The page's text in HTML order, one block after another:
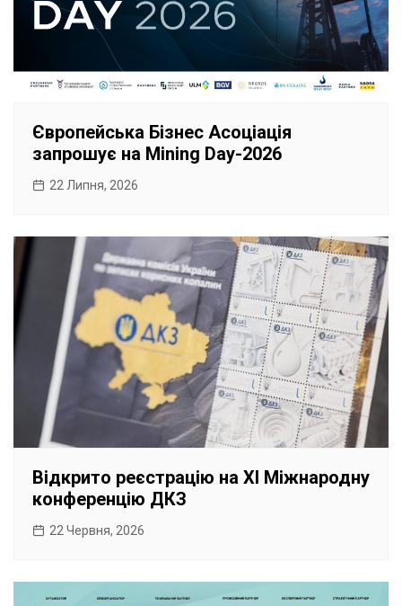
Європейська Бізнес Асоціація
запрошує на Mining Day-2026
22 Липня, 2026
Відкрито реєстрацію на XI Міжнародну
конференцію ДКЗ
22 Червня, 2026